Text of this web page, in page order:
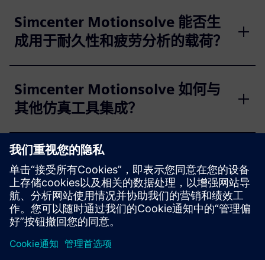
Simcenter Motionsolve 能否生
成用于耐久性和疲劳分析的载荷？
Simcenter Motionsolve 如何与
其他仿真工具集成？
Simcenter Motionsolve 适合早
期设计和详细分析吗？